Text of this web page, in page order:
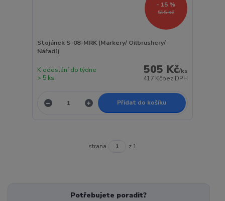
595 Kč
- 15 %
Stojánek S-08-MRK (Markery/ Oilbrushery/
Nářadí)
505 Kč/ks
417 Kčbez DPH
K odeslání do týdne
> 5 ks
Přidat do košíku
strana z 1
Potřebujete poradit?